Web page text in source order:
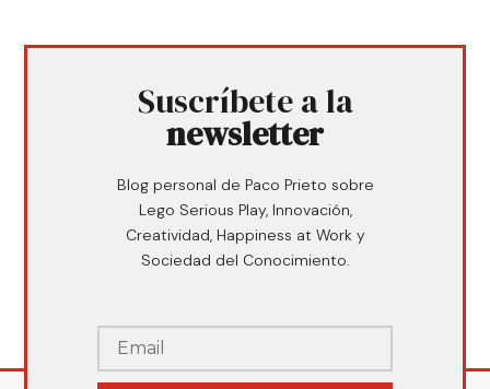
Suscríbete a la
newsletter
Blog personal de Paco Prieto sobre
Lego Serious Play, Innovación,
Creatividad, Happiness at Work y
Sociedad del Conocimiento.